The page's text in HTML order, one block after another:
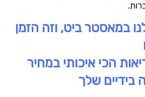
במאסטר ביט, וזה הזמן
הכי איכותי במחיר
בידיים שלך